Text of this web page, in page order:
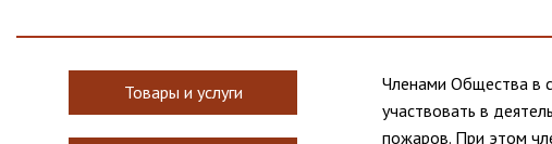
Товары и услуги
Членами Общества в
участвовать в
пожаров. При этом